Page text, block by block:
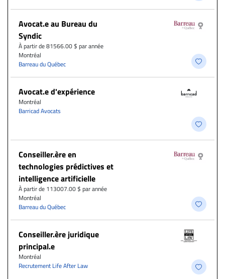
Avocat.e au Bureau du
Syndic
À partir de 81566.00 $ par année
Montréal
Barreau du Québec
Avocat.e d'expérience
Montréal
Barricad Avocats
Conseiller.ère en
technologies prédictives et
intelligence artificielle
À partir de 113007.00 $ par année
Montréal
Barreau du Québec
Conseiller.ère juridique
principal.e
Montréal
Recrutement Life After Law